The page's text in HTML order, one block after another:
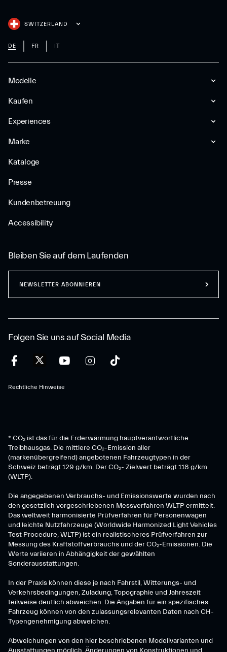
Modelle
Kaufen
Experiences
Marke
Kataloge
Presse
Kundenbetreuung
Accessibility
SWITZERLAND
DE FR IT
Folgen Sie uns auf Social Media
Rechtliche Hinweise
Bleiben Sie auf dem Laufenden
NEWSLETTER ABONNIEREN
* CO₂ ist das für die Erderwärmung hauptverantwortliche
Treibhausgas. Die mittlere CO₂-Emission aller
(markenübergreifend) angebotenen Fahrzeugtypen in der
Schweiz beträgt 129 g/km. Der CO₂- Zielwert beträgt 118 g/km
(WLTP).
Die angegebenen Verbrauchs- und Emissionswerte wurden nach
den gesetzlich vorgeschriebenen Messverfahren WLTP ermittelt.
Das weltweit harmonisierte Prüfverfahren für Personenwagen
und leichte Nutzfahrzeuge (Worldwide Harmonized Light Vehicles
Test Procedure, WLTP) ist ein realistischeres Prüfverfahren zur
Messung des Kraftstoffverbrauchs und der CO₂-Emissionen. Die
Werte variieren in Abhängigkeit der gewählten
Sonderausstattungen.
In der Praxis können diese je nach Fahrstil, Witterungs- und
Verkehrsbedingungen, Zuladung, Topographie und Jahreszeit
teilweise deutlich abweichen. Die Angaben für ein spezifisches
Fahrzeug können von den zulassungsrelevanten Daten nach CH-
Typengenehmigung abweichen.
Abweichungen von den hier beschriebenen Modellvarianten und